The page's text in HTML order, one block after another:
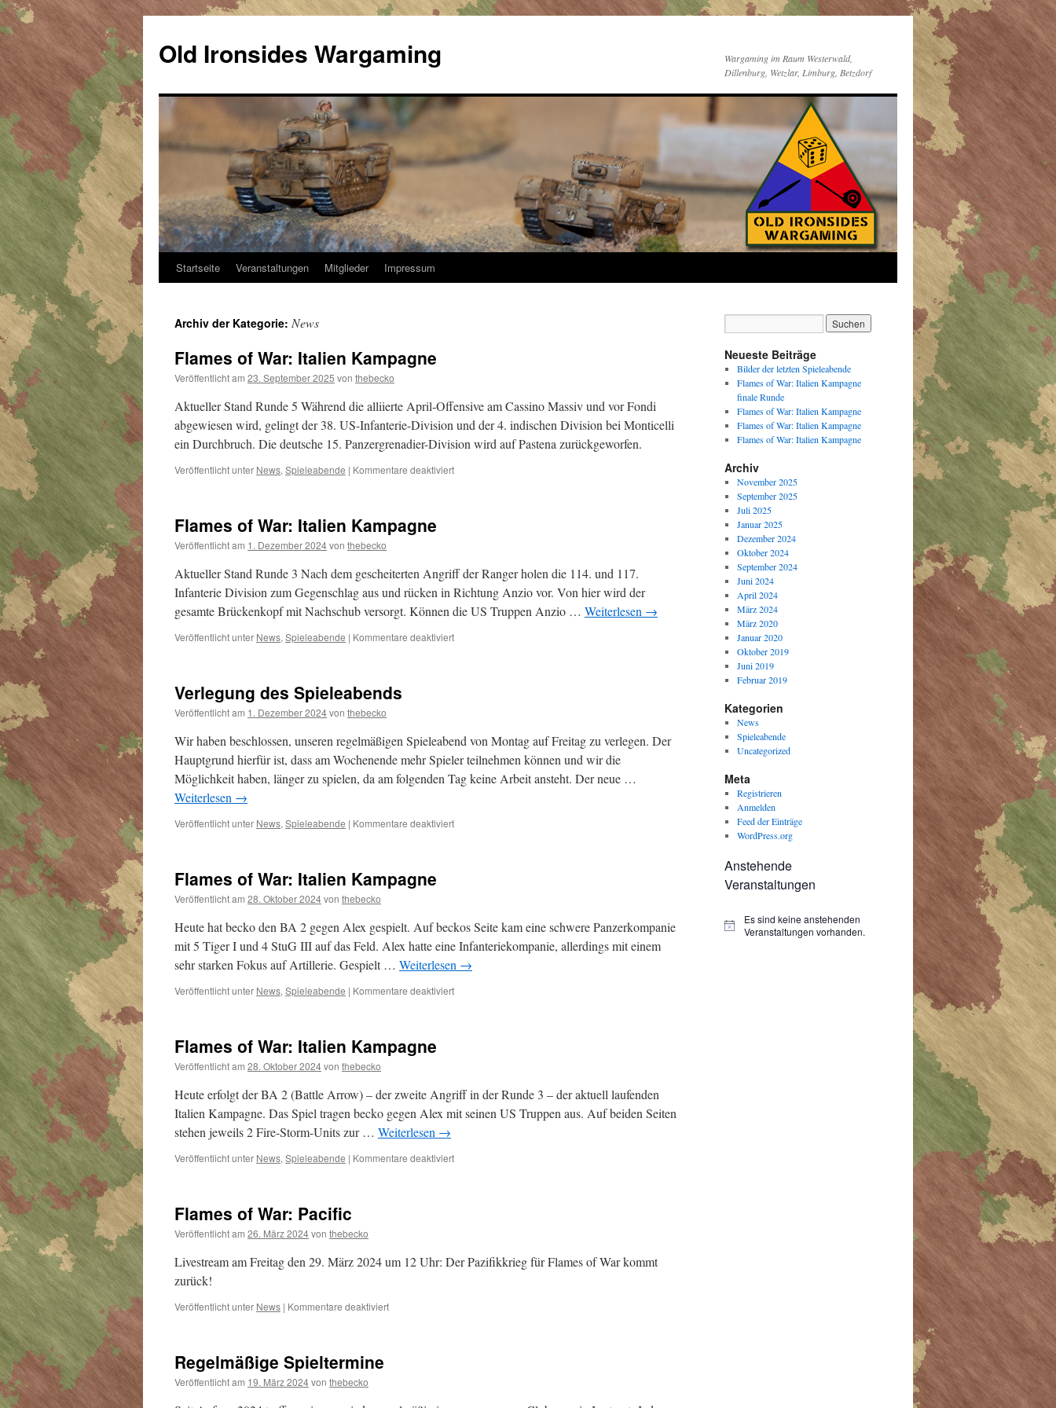
springen
Old Ironsides Wargaming
Wargaming im Raum Westerwald,
Dillenburg, Wetzlar, Limburg, Betzdorf
Startseite Veranstaltungen Mitglieder Impressum
Archiv der Kategorie: News
Flames of War: Italien Kampagne
Veröffentlicht am 23. September 2025 von thebecko
Aktueller Stand Runde 5 Während die alliierte April-Offensive am Cassino Massiv und vor Fondi
abgewiesen wird, gelingt der 38. US-Infanterie-Division und der 4. indischen Division bei Monticelli
ein Durchbruch. Die deutsche 15. Panzergrenadier-Division wird auf Pastena zurückgeworfen.
Veröffentlicht unter News, Spieleabende | Kommentare deaktiviertfür
Flames of War: Italien Kampagne
Veröffentlicht am 1. Dezember 2024von thebecko
Aktueller Stand Runde 3 Nach dem gescheiterten Angriff der Ranger holen die 114. und 117.
Infanterie Division zum Gegenschlag aus und rücken in Richtung Anzio vor. Von hier wird der
gesamte Brückenkopf mit Nachschub versorgt. Können die US Truppen Anzio … Weiterlesen →
Veröffentlicht unter News, Spieleabende | Kommentare deaktiviertfür
Verlegung des Spieleabends
Veröffentlicht am 1. Dezember 2024von thebecko
Wir haben beschlossen, unseren regelmäßigen Spieleabend von Montag auf Freitag zu verlegen. Der
Hauptgrund hierfür ist, dass am Wochenende mehr Spieler teilnehmen können und wir die
Möglichkeit haben, länger zu spielen, da am folgenden Tag keine Arbeit ansteht. Der neue …
Weiterlesen →
Veröffentlicht unter News, Spieleabende | Kommentare deaktiviertfür
Flames of War: Italien Kampagne
Veröffentlicht am 28. Oktober 2024von thebecko
Heute hat becko den BA 2 gegen Alex gespielt. Auf beckos Seite kam eine schwere Panzerkompanie
mit 5 Tiger I und 4 StuG III auf das Feld. Alex hatte eine Infanteriekompanie, allerdings mit einem
sehr starken Fokus auf Artillerie. Gespielt … Weiterlesen →
Veröffentlicht unter News, Spieleabende | Kommentare deaktiviertfür
Flames of War: Italien Kampagne
Veröffentlicht am 28. Oktober 2024von thebecko
Heute erfolgt der BA 2 (Battle Arrow) – der zweite Angriff in der Runde 3 – der aktuell laufenden
Italien Kampagne. Das Spiel tragen becko gegen Alex mit seinen US Truppen aus. Auf beiden Seiten
stehen jeweils 2 Fire-Storm-Units zur … Weiterlesen →
Veröffentlicht unter News, Spieleabende | Kommentare deaktiviertfür
Flames of War: Pacific
Veröffentlicht am 26. März 2024von thebecko
Livestream am Freitag den 29. März 2024 um 12 Uhr: Der Pazifikkrieg für Flames of War kommt
zurück!
Veröffentlicht unter News | Kommentare deaktiviertfür
Regelmäßige Spieltermine
Veröffentlicht am 19. März 2024von thebecko
Neueste Beiträge
Bilder der letzten Spieleabende
Flames of War: Italien Kampagne
finale Runde
Flames of War: Italien Kampagne
Flames of War: Italien Kampagne
Flames of War: Italien Kampagne
Archiv
November 2025
September 2025
Juli 2025
Januar 2025
Dezember 2024
Oktober 2024
September 2024
Juni 2024
April 2024
März 2024
März 2020
Januar 2020
Oktober 2019
Juni 2019
Februar 2019
Kategorien
News
Spieleabende
Uncategorized
Meta
Registrieren
Anmelden
Feed der Einträge
WordPress.org
Anstehende
Veranstaltungen
Hinweis
Es sind keine anstehenden
Veranstaltungen vorhanden.